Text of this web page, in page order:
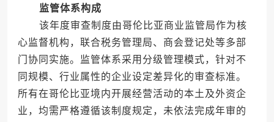
监管体系构成
该年度审查制度由哥伦比亚商业监管局作为核
心监督机构，联合税务管理局、商会登记处等多部
门协同实施。监管体系采用分级管理模式，针对不
同规模、行业属性的企业设定差异化的审查标准。
所有在哥伦比亚境内开展经营活动的本土及外资企
业，均需严格遵循该制度规定，未依法完成年审的